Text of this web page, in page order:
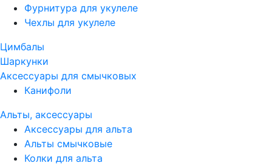
Фурнитура для укулеле
Чехлы для укулеле
Цимбалы
Шаркунки
Аксессуары для смычковых
Канифоли
Альты, аксессуары
Аксессуары для альта
Альты смычковые
Колки для альта